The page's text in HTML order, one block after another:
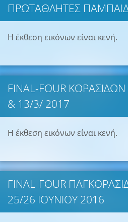
ΠΡΩΤΑΘΛΗΤΕΣ
Η έκθεση εικόνων είναι κενή.
FINAL-FOUR
& 13/3/ 2017
Η έκθεση εικόνων είναι κενή.
FINAL-FOUR
25/26 ΙΟΥΝΙΟΥ 2016